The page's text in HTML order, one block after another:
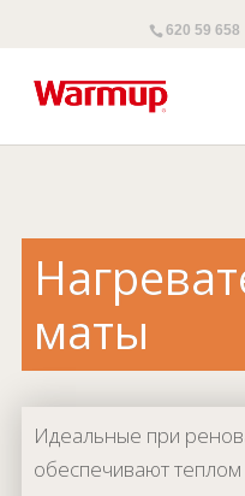
620 59 658
маты
Идеальные при
обеспечивают